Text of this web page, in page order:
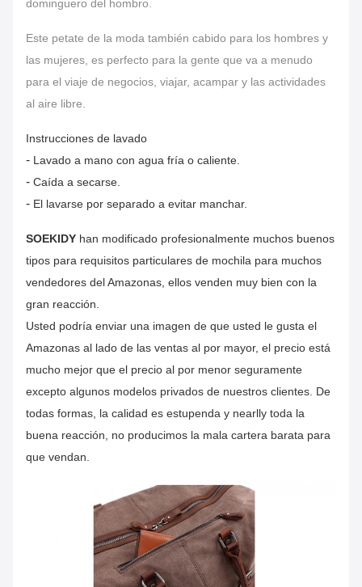
dominguero del hombro.
Este petate de la moda también cabido para los hombres y
las mujeres, es perfecto para la gente que va a menudo
para el viaje de negocios, viajar, acampar y las actividades
al aire libre.
Instrucciones de lavado
- Lavado a mano con agua fría o caliente.
- Caída a secarse.
- El lavarse por separado a evitar manchar.
SOEKIDY han modificado profesionalmente muchos buenos
tipos para requisitos particulares de mochila para muchos
vendedores del Amazonas, ellos venden muy bien con la
gran reacción.
Usted podría enviar una imagen de que usted le gusta el
Amazonas al lado de las ventas al por mayor, el precio está
mucho mejor que el precio al por menor seguramente
excepto algunos modelos privados de nuestros clientes. De
todas formas, la calidad es estupenda y nearlly toda la
buena reacción, no producimos la mala cartera barata para
que vendan.